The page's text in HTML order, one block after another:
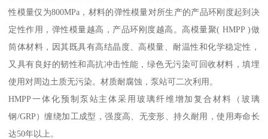
性模量仅为800MPa，材料的弹性模量对所生产的产品环刚度起到决
定性作用，弹性模量越高，产品环刚度越高。高模量聚( HMPP )做
筒体材料，因其既具有高结晶度、高模量、耐温性和化学稳定性，
又具有良好的韧性和高抗冲击性能，绿色无污染可回收材料，填埋
使用对周边土质无污染。材质耐腐蚀，泵站可二次利用。
HMPP一体化预制泵站主体采用玻璃纤维增加复合材料（玻璃
钢/GRP）缠绕加工成型，强度高、无变形、持久耐用，使用寿命长
达50年以上。